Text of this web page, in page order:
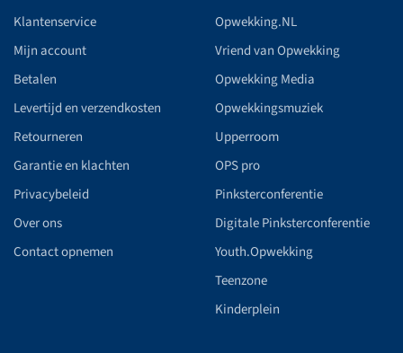
Klantenservice
Mijn account
Betalen
Levertijd en verzendkosten
Retourneren
Garantie en klachten
Privacybeleid
Over ons
Contact opnemen
Opwekking.NL
Vriend van Opwekking
Opwekking Media
Opwekkingsmuziek
Upperroom
OPS pro
Pinksterconferentie
Digitale Pinksterconferentie
Youth.Opwekking
Teenzone
Kinderplein